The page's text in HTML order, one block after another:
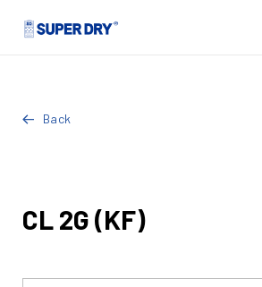
Back
CL 2G (KF)